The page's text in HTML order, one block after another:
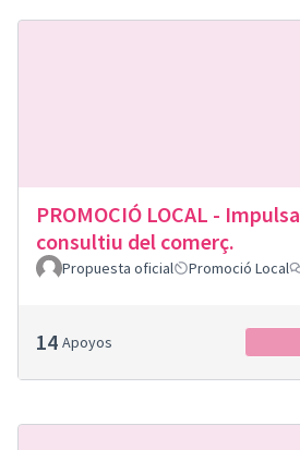
PROMOCIÓ LOCAL -
consultiu del comerç.
Propuesta oficial Promoció Local
14 Apoyos